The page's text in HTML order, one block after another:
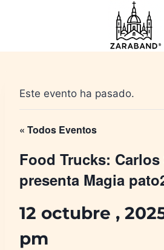
Este evento ha pasado.
« Todos Eventos
Food Trucks:
presenta Magia
12 octubre ,
pm